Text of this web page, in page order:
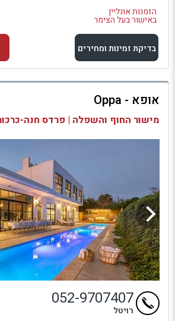
הזמנות אונליין
באישור בעל הצימר
בדיקת זמינות ומחירים
למתחם זה
בדיקת זמינות ומחירים
אופא - Oppa
מישור החוף והשפלה | פרדס חנה-
052-9707407
רויטל